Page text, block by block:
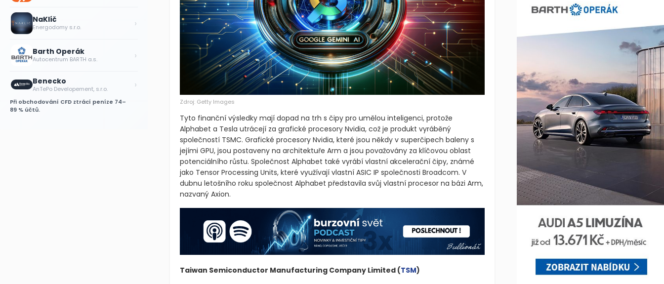
Zdroj: Getty Images
Tyto finanční výsledky mají dopad na trh s čipy pro umělou inteligenci, protože
Alphabet a Tesla utrácejí za grafické procesory Nvidia, což je produkt vyráběný
společností TSMC. Grafické procesory Nvidia, které jsou někdy v superčipech baleny s
jejími GPU, jsou postaveny na architektuře Arm a jsou považovány za klíčovou oblast
potenciálního růstu. Společnost Alphabet také vyrábí vlastní akcelerační čipy, známé
jako Tensor Processing Units, které využívají vlastní ASIC IP společnosti Broadcom. V
dubnu letošního roku společnost Alphabet představila svůj vlastní procesor na bázi Arm,
nazvaný Axion.
Taiwan Semiconductor Manufacturing Company Limited (TSM)
NaKlíč
Energodomy s.r.o. ›
Barth Operák
Autocentrum BARTH a.s. ›
Benecko
AnTePo Developement, s.r.o. ›
Při obchodování CFD ztrácí peníze 74–
89 % účtů.